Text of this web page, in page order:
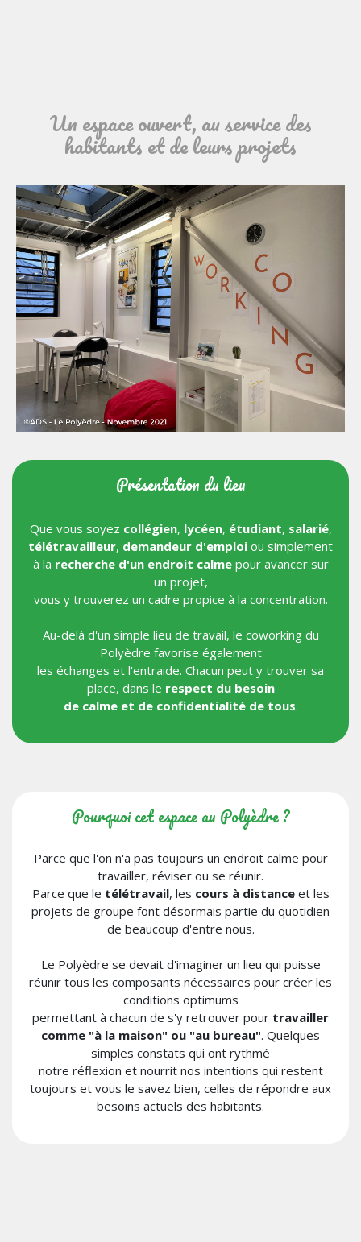
Un espace ouvert, au service des
habitants et de leurs projets
Présentation du lieu
Que vous soyez collégien, lycéen, étudiant, salarié,
télétravailleur, demandeur d'emploi ou simplement
à la recherche d'un endroit calme pour avancer sur
un projet,
vous y trouverez un cadre propice à la concentration.
Au-delà d'un simple lieu de travail, le coworking du
Polyèdre favorise également
les échanges et l'entraide. Chacun peut y trouver sa
place, dans le respect du besoin
de calme et de confidentialité de tous.
Pourquoi cet espace au Polyèdre ?
Parce que l'on n'a pas toujours un endroit calme pour
travailler, réviser ou se réunir.
Parce que le télétravail, les cours à distanceet les
projets de groupe font désormais partie du quotidien
de beaucoup d'entre nous.
Le Polyèdre se devait d'imaginer un lieu qui puisse
réunir tous les composants nécessaires pour créer les
conditions optimums
permettant à chacun de s'y retrouver pour travailler
comme "à la maison" ou "au bureau". Quelques
simples constats qui ont rythmé
notre réflexion et nourrit nos intentions qui restent
toujours et vous le savez bien, celles de répondre aux
besoins actuels des habitants.